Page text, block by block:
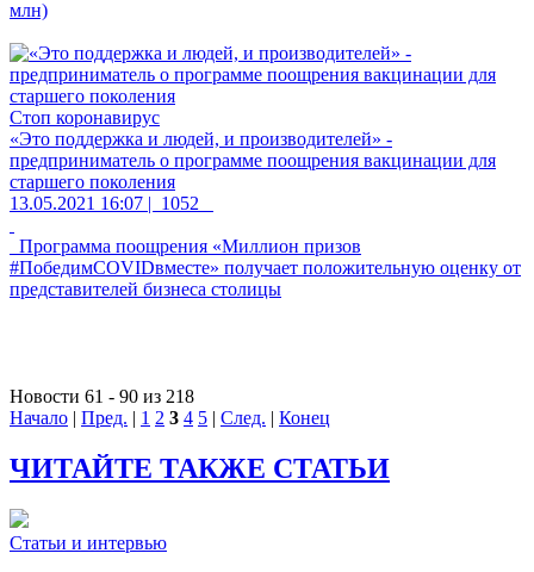
млн)
Стоп коронавирус
«Это поддержка и людей, и производителей» -
предприниматель о программе поощрения вакцинации для
старшего поколения
13.05.2021 16:07 | 1052
Программа поощрения «Миллион призов
#ПобедимCOVIDвместе» получает положительную оценку от
представителей бизнеса столицы
Новости 61 - 90 из 218
Начало | Пред. | 1 2 3 4 5 | След. | Конец
ЧИТАЙТЕ ТАКЖЕ СТАТЬИ
Статьи и интервью